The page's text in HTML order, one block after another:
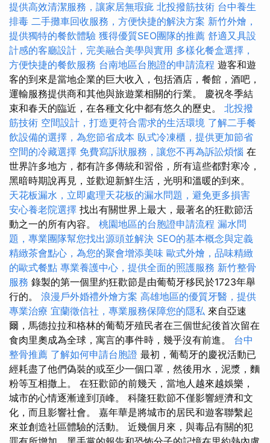
提供高效清潔服務，讓家居無瑕疵 北投撥筋技術 台中養生
排毒 二手攤車回收服務，方便快捷的解決方案 新竹外燴，
提供獨特的餐飲體驗 獲得優質SEO團隊的推薦 舒適又具設
計感的客廳設計，完美融合美學與實用 多樣化餐盒選擇，
方便快捷的餐飲服務 台南地區台胞證的申請流程 遊客和遊
客的到來是當地企業的巨大收入，包括酒店，餐館，酒吧，
運輸服務提供商和其他與旅遊業相關的行業。 慶祝冬季結
束和春天的臨近，在各種文化中都有悠久的歷史。 北投撥
筋技術 空間設計，打造更符合需求的生活環境 了解二手餐
飲設備的選擇，為您節省成本 臥式冷凍櫃，提供更加節省
空間的冷藏選擇 免費寫訴狀服務，讓您不再為訴訟煩惱 在
世界許多地方，都有許多傳統和習俗，所有這些都對寒冷，
黑暗時期說再見，並歡迎新鮮生活，光明和溫暖的到來。
天花板漏水，立即處理天花板的漏水問題，避免更多損害
安心養老院選擇 找出有關世界上最大，最著名的狂歡節活
動之一的所有內容。 桃園地區的台胞證申請流程 漏水問
題，專業團隊幫您找出源頭並解決 SEO的基本概念與定義
精緻茶會點心，為您的聚會增添美味 歐式外燴，品味精緻
的歐式餐點 專業養護中心，提供全面的照護服務 新竹整骨
服務 錄製的第一個里約狂歡節是由葡萄牙移民於1723年舉
行的。 浪漫戶外婚禮外燴方案 高雄地區的優質牙醫，提供
專業治療 宜蘭徵信社，專業服務保障您的隱私 來自亞速
爾，馬德拉拉和格林的葡萄牙殖民者在三個世紀後首次留在
食肉里奧成為全球，寓言的事件時，幾乎沒有前進。 台中
整骨推薦 了解如何申請台胞證 最初，葡萄牙的慶祝活動已
經耗盡了他們偽裝的或至少一個口罩，然後用水，泥漿，麵
粉等互相撒上。 在狂歡節的前幾天，當地人越來越娛樂，
城市的心情逐漸達到頂峰。 科隆狂歡節不僅影響經濟和文
化，而且影響社會。 嘉年華是將城市的居民和遊客聯繫起
來並創造社區體驗的活動。 近幾個月來，與毒品有關的犯